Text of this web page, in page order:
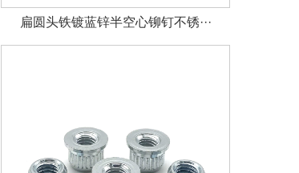
扁圆头铁镀蓝锌半空心铆钉不锈···